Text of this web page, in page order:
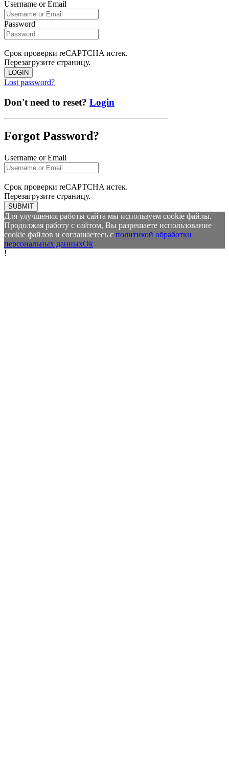
Username or Email
Password
Срок проверки reCAPTCHA истек.
Перезагрузите страницу.
LOGIN
Lost password?
Don't need to reset? Login
Forgot Password?
Username or Email
Срок проверки reCAPTCHA истек.
Перезагрузите страницу.
SUBMIT
Для улучшения работы сайта мы используем cookie файлы.
Продолжая работу с сайтом, Вы разрешаете использование
cookie файлов и соглашаетесь с политикой обработки
персональных данныхOk
!